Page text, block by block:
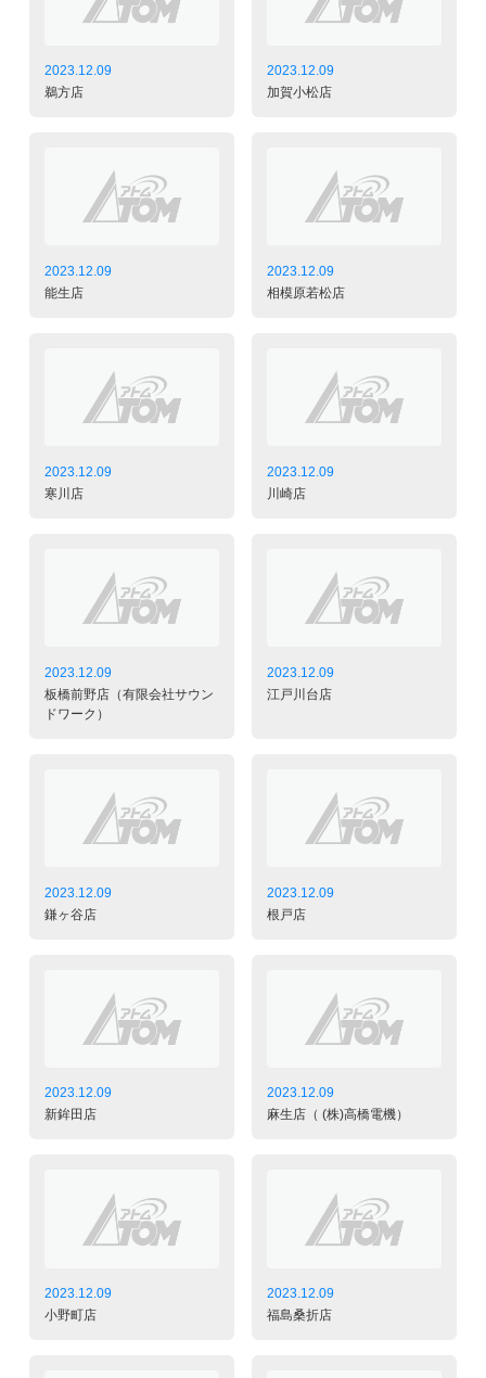
2023.12.09
鵜方店
2023.12.09
加賀小松店
2023.12.09
能生店
2023.12.09
相模原若松店
2023.12.09
寒川店
2023.12.09
川崎店
2023.12.09
板橋前野店（有限会社サウン
ドワーク）
2023.12.09
江戸川台店
2023.12.09
鎌ヶ谷店
2023.12.09
根戸店
2023.12.09
新鉾田店
2023.12.09
麻生店（ (株)高橋電機）
2023.12.09
小野町店
2023.12.09
福島桑折店